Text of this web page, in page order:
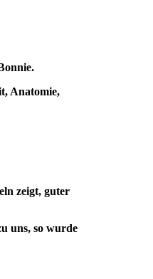
Anatomie,
zeigt, guter
uns, so wurde